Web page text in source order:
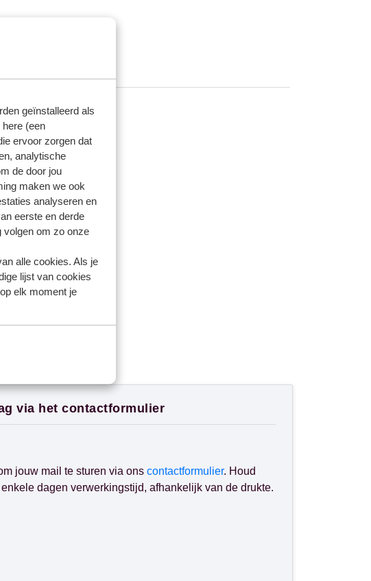
geïnstalleerd als
(een
ervoor zorgen dat
analytische
de door jou
maken we ook
analyseren en
eerste en derde
volgen om zo onze
alle cookies. Als je
lijst van cookies
elk moment je
via het contactformulier
jouw mail te sturen via ons contactformulier. Houd
dagen verwerkingstijd, afhankelijk van de drukte.